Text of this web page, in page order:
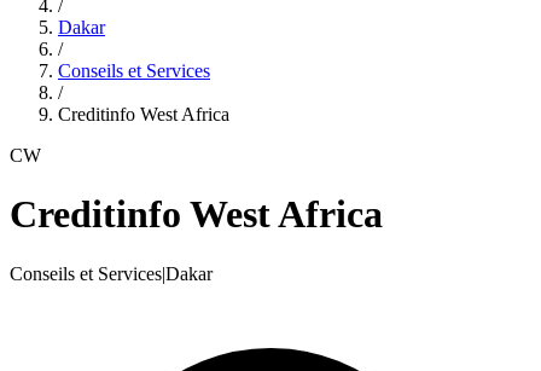
/
Dakar
/
Conseils et Services
/
Creditinfo West Africa
CW
Creditinfo West Africa
Conseils et Services|Dakar